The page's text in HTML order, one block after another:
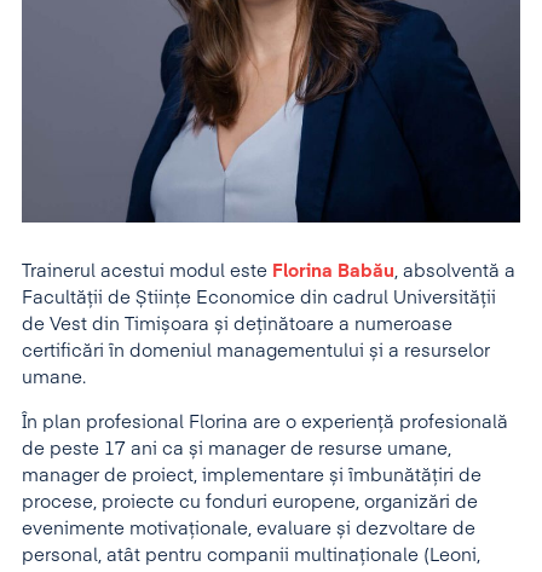
Trainerul acestui modul este Florina Babău, absolventă a
Facultății de Științe Economice din cadrul Universității
de Vest din Timișoara și deținătoare a numeroase
certificări în domeniul managementului și a resurselor
umane.
În plan profesional Florina are o experiență profesională
de peste 17 ani ca și manager de resurse umane,
manager de proiect, implementare și îmbunătățiri de
procese, proiecte cu fonduri europene, organizări de
evenimente motivaționale, evaluare și dezvoltare de
personal, atât pentru companii multinaționale (Leoni,